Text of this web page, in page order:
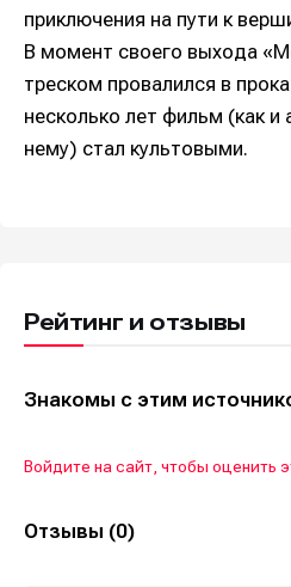
приключения на пути к
В момент своего выхода
треском провалился в
несколько лет фильм (как и
нему) стал культовыми.
Рейтинг и отзывы
Знакомы с этим
Войдите на сайт, чтобы оценить
Отзывы (0)